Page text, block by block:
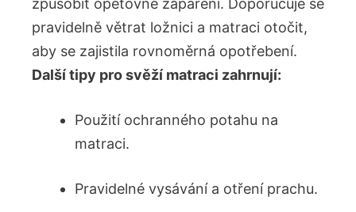
způsobit opětovné zapaření. Doporučuje se
pravidelně větrat ložnici a matraci otočit,
aby se zajistila rovnoměrná opotřebení.
Další tipy pro svěží matraci zahrnují:
Použití ochranného potahu na
matraci.
Pravidelné vysávání a otření prachu.